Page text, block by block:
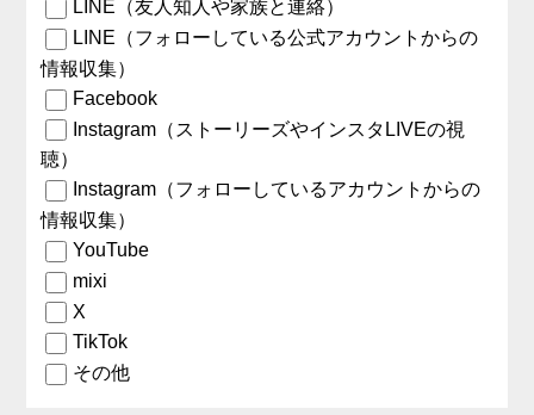
LINE（友人知人や家族と連絡）
LINE（フォローしている公式アカウントからの
情報収集）
Facebook
Instagram（ストーリーズやインスタLIVEの視
聴）
Instagram（フォローしているアカウントからの
情報収集）
YouTube
mixi
X
TikTok
その他